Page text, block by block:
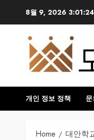
8월 9, 2026
개인 정보 정책
Home 대안학